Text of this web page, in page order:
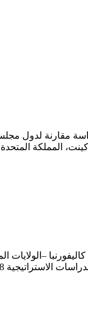
حاصل على الدكتوراه في العلاقات الدولية (أمن
المملكة